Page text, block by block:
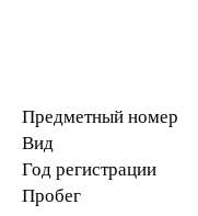
Предметный номер
Вид
Год регистрации
Пробег